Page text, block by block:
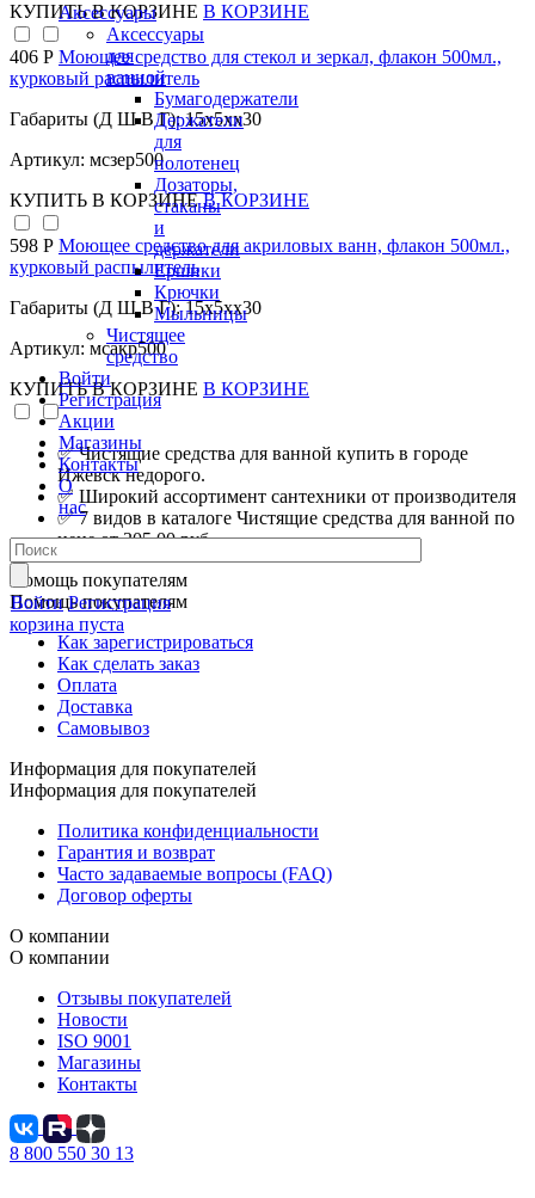
Аксессуары
Аксессуары
для
ванной
Бумагодержатели
Держатели
для
полотенец
Дозаторы,
стаканы
и
держатели
Ершики
Крючки
Мыльницы
Чистящее
средство
Войти
Регистрация
Акции
Магазины
Контакты
О
нас
Войти Регистрация
корзина пуста
КУПИТЬ В КОРЗИНЕ В КОРЗИНЕ
406 Р Моющее средство для стекол и зеркал, флакон 500мл.,
курковый распылитель
Габариты (Д Ш В Г): 15x5xx30
Артикул: мсзер500
КУПИТЬ В КОРЗИНЕ В КОРЗИНЕ
598 Р Моющее средство для акриловых ванн, флакон 500мл.,
курковый распылитель
Габариты (Д Ш В Г): 15x5xx30
Артикул: мсакр500
КУПИТЬ В КОРЗИНЕ В КОРЗИНЕ
✅ Чистящие средства для ванной купить в городе
Ижевск недорого.
✅ Широкий ассортимент сантехники от производителя
✅ 7 видов в каталоге Чистящие средства для ванной по
цене от 305.00 руб.
Помощь покупателям
Помощь покупателям
Как зарегистрироваться
Как сделать заказ
Оплата
Доставка
Самовывоз
Информация для покупателей
Информация для покупателей
Политика конфиденциальности
Гарантия и возврат
Часто задаваемые вопросы (FAQ)
Договор оферты
О компании
О компании
Отзывы покупателей
Новости
ISO 9001
Магазины
Контакты
8 800 550 30 13